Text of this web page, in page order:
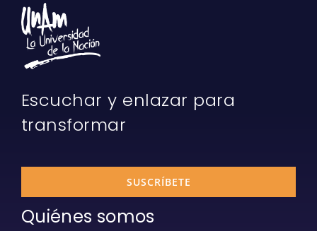
Escuchar y enlazar para
transformar
SUSCRÍBETE
Quiénes somos